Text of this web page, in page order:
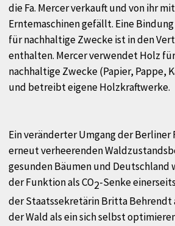
die Fa. Mercer verkauft und von ihr
Erntemaschinen gefällt. Eine
für nachhaltige Zwecke ist in den
enthalten. Mercer verwendet Holz
nachhaltige Zwecke (Papier, Pappe,
und betreibt eigene Holzkraftwerke.
Ein veränderter Umgang der Berliner
erneut verheerenden
gesunden Bäumen und Deutschland
der Funktion als CO2-Senke
der Staatssekretärin Britta Behrendt
der Wald als ein sich selbst